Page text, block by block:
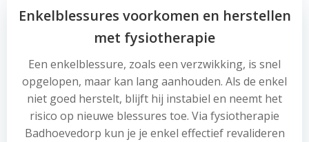
Enkelblessures voorkomen en herstellen
met fysiotherapie
Een enkelblessure, zoals een verzwikking, is snel
opgelopen, maar kan lang aanhouden. Als de enkel
niet goed herstelt, blijft hij instabiel en neemt het
risico op nieuwe blessures toe. Via fysiotherapie
Badhoevedorp kun je je enkel effectief revalideren